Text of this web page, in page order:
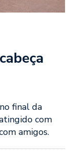
final da
com
amigos.